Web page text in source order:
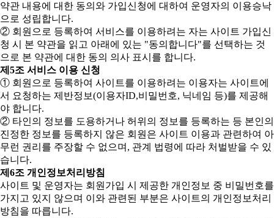
약관 내용에 대한 동의와 가입신청에 대하여 운영자의 이용승낙
으로 성립합니다.
② 회원으로 등록하여 서비스를 이용하려는 자는 사이트 가입신
청 시 본 약관을 읽고 아래에 있는 "동의합니다"를 선택하는 것
으로 본 약관에 대한 동의 의사 표시를 합니다.
제5조 서비스 이용 신청
① 회원으로 등록하여 사이트를 이용하려는 이용자는 사이트에
서 요청하는 제반정보(이용자ID,비밀번호, 닉네임 등)를 제공해
야 합니다.
② 타인의 정보를 도용하거나 허위의 정보를 등록하는 등 본인의
진정한 정보를 등록하지 않은 회원은 사이트 이용과 관련하여 아
무런 권리를 주장할 수 없으며, 관계 법령에 따라 처벌받을 수 있
습니다.
제6조 개인정보처리방침
사이트 및 운영자는 회원가입 시 제공한 개인정보 중 비밀번호를
가지고 있지 않으며 이와 관련된 부분은 사이트의 개인정보처리
방침을 따릅니다.